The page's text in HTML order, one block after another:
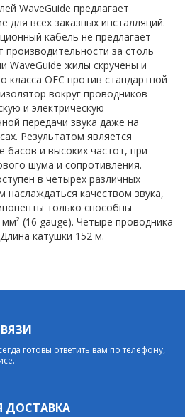
WaveGuide предлагает
для всех заказных инсталляций.
кабель не предлагает
производительности за столь
WaveGuide жилы скручены и
класса OFC против стандартной
вокруг проводников
и электрическую
передачи звука даже на
Результатом является
басов и высоких частот, при
шума и сопротивления.
в четырех различных
наслаждаться качеством звука,
только способны
(16 gauge). Четыре проводника
катушки 152 м.
готовы ответить вам по телефону,
ДОСТАВКА